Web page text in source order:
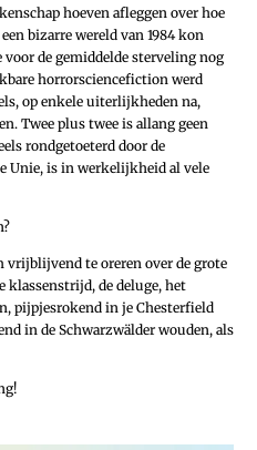
hoeven afleggen over hoe
bizarre wereld van 1984 kon
de gemiddelde sterveling nog
horrorsciencefiction werd
op enkele uiterlijkheden na,
Twee plus twee is allang geen
rondgetoeterd door de
Unie, is in werkelijkheid al vele
te oreren over de grote
klassenstrijd, de deluge, het
pijpjesrokend in je Chesterfield
in de Schwarzwälder wouden, als